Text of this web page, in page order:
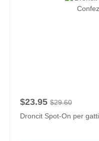
$23.95 $29.60
Droncit Spot-On per